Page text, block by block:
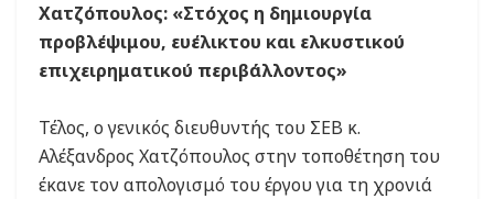
Χατζόπουλος: «Στόχος η δημιουργία
προβλέψιμου, ευέλικτου και ελκυστικού
επιχειρηματικού περιβάλλοντος»
Τέλος, ο γενικός διευθυντής του ΣΕΒ κ.
Αλέξανδρος Χατζόπουλος στην τοποθέτηση του
έκανε τον απολογισμό του έργου για τη χρονιά